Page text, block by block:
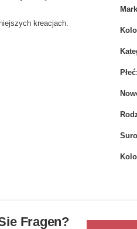
kreacjach.
Płeć
Fragen?